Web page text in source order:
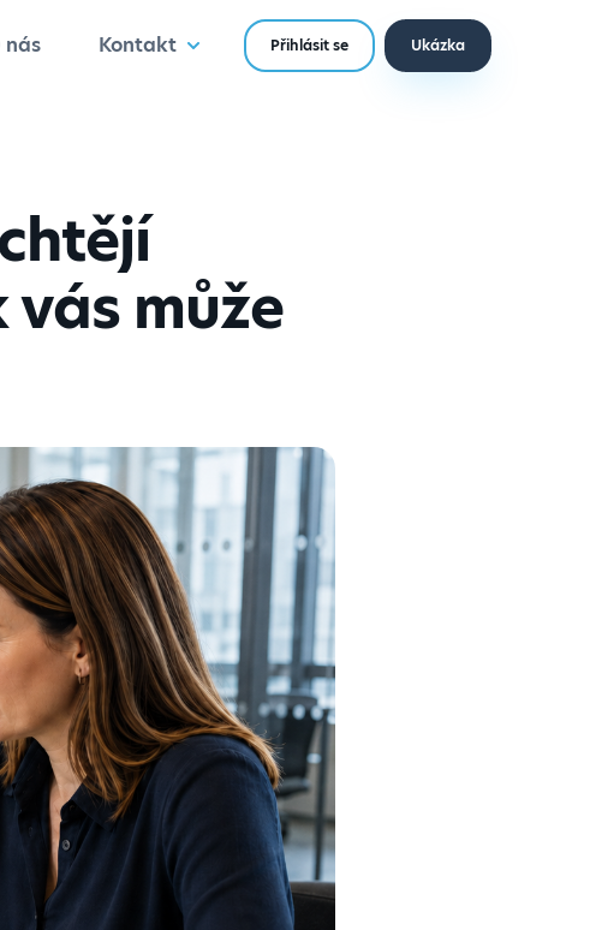
nás Kontakt Přihlásit se Ukázka
může